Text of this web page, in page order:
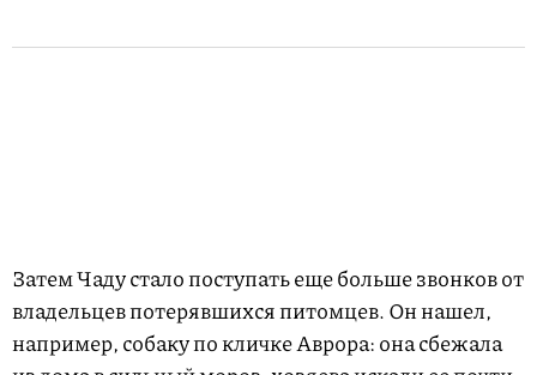
Затем Чаду стало поступать еще больше звонков от
владельцев потерявшихся питомцев. Он нашел,
например, собаку по кличке Аврора: она сбежала